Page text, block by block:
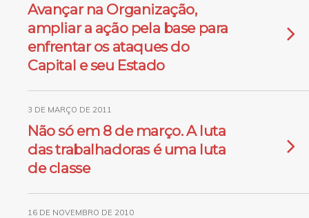
Avançar na Organização,
ampliar a ação pela base para
enfrentar os ataques do
Capital e seu Estado
3 DE MARÇO DE 2011
Não só em 8 de março. A luta
das trabalhadoras é uma luta
de classe
16 DE NOVEMBRO DE 2010